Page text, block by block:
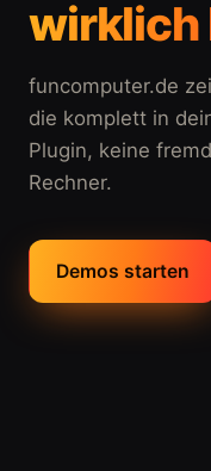
wirklich
funcomputer.de
die komplett in
Plugin, keine
Rechner.
Demos starten